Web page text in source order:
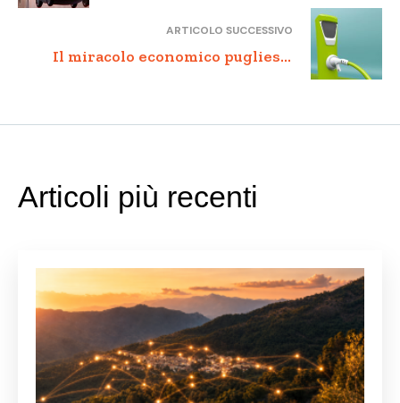
come promuovere la cultura
dell’innovazione tra i cittadini e i
dipendenti pubblici della PA.
ARTICOLO SUCCESSIVO
Il miracolo economico pugliese:
Articoli più recenti